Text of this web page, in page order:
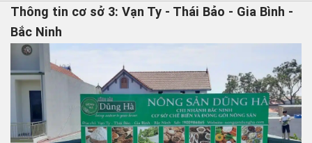
Thông tin cơ sở 3: Vạn Ty - Thái Bảo - Gia Bình -
Bắc Ninh